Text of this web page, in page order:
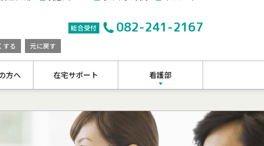
総合受付 082-241-2167
する 元に戻す
方へ
受付方法
在宅サポート 看護部